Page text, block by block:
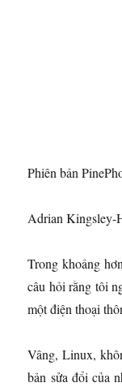
Phiên bản
Adrian Kingsley-
Trong khoảng
câu hỏi rằng tôi
một điện thoại
Vâng, Linux,
bản sửa đổi của